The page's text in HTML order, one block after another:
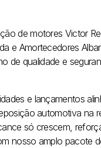
de motores Victor
e Amortecedores
de qualidade e
e lançamentos
automotiva na
só crescem,
nosso amplo pacote